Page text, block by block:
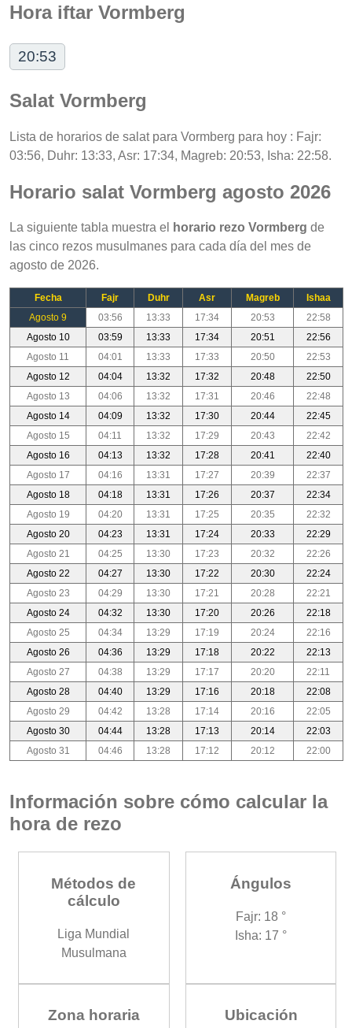
Hora iftar Vormberg
20:53
Salat Vormberg
Lista de horarios de salat para Vormberg para hoy : Fajr:
03:56, Duhr: 13:33, Asr: 17:34, Magreb: 20:53, Isha: 22:58.
Horario salat Vormberg agosto 2026
La siguiente tabla muestra el horario rezo Vormberg de
las cinco rezos musulmanes para cada día del mes de
agosto de 2026.
Fecha Fajr Duhr Asr Magreb
Ishaa
Agosto 9
03:56 13:33 17:34 20:53
22:58
Agosto 10
03:59 13:33 17:34 20:51
22:56
Agosto 11
04:01 13:33 17:33 20:50
22:53
Agosto 12
04:04 13:32 17:32 20:48
22:50
Agosto 13
04:06 13:32 17:31 20:46
22:48
Agosto 14
04:09 13:32 17:30 20:44
22:45
Agosto 15
04:11 13:32 17:29 20:43
22:42
Agosto 16
04:13 13:32 17:28 20:41
22:40
Agosto 17
04:16 13:31 17:27 20:39
22:37
Agosto 18
04:18 13:31 17:26 20:37
22:34
Agosto 19
04:20 13:31 17:25 20:35
22:32
Agosto 20
04:23 13:31 17:24 20:33
22:29
Agosto 21
04:25 13:30 17:23 20:32
22:26
Agosto 22
04:27 13:30 17:22 20:30
22:24
Agosto 23
04:29 13:30 17:21 20:28
22:21
Agosto 24
04:32 13:30 17:20 20:26
22:18
Agosto 25
04:34 13:29 17:19 20:24
22:16
Agosto 26
04:36 13:29 17:18 20:22
22:13
Agosto 27
04:38 13:29 17:17 20:20
22:11
Agosto 28
04:40 13:29 17:16 20:18
22:08
Agosto 29
04:42 13:28 17:14 20:16
22:05
Agosto 30
04:44 13:28 17:13 20:14
22:03
Agosto 31
04:46 13:28 17:12 20:12 22:00
Información sobre cómo calcular la
hora de rezo
Métodos de
cálculo
Liga Mundial
Musulmana
Ángulos
Fajr: 18 °
Isha: 17 °
Zona horaria Ubicación